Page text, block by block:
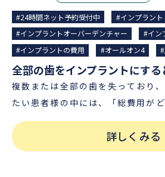
ます。 2）ブリッジ ブリッジとは、失った歯の両隣の歯
を削り、それを土台にして３本の
ブリッジ（橋）を架けるようにし
す。 3）入れ歯 入れ歯とは、失った自身の歯に代わる人
工の歯のことで「義歯（ぎし）」
す。入れ歯の種類には、大きく分
ントの耐久年数（平均寿命） これら治療法の6年残存率
は、入れ歯が33.3%、ブリッジが
on-４、オールオンフォー、オール
は、片あご全て（上または下顎全
４本のインプラント体（人工歯根
固定できるインプラント治療法です。 主に「イン
トを入れる本数が多い方」や、「
ている方」、「あごの骨がやせて
めする治療法となります。 ※精密な診査診断の上、患者
様のあごの骨の状態によっては長
てインプラントの本数を多くする
#24時間ネット予約受付中
#インプラント
#インプラントオーバーデンチャー
#イン
#インプラントの費用
#オールオン4
複数または全部の歯を失っており
たい患者様の中には、「総費用が
わからず不安。」という方もいら
す。 そこで今回の記事では、「全部の歯をインプラント
にする際にかかる費用や内訳」と
詳しくみる